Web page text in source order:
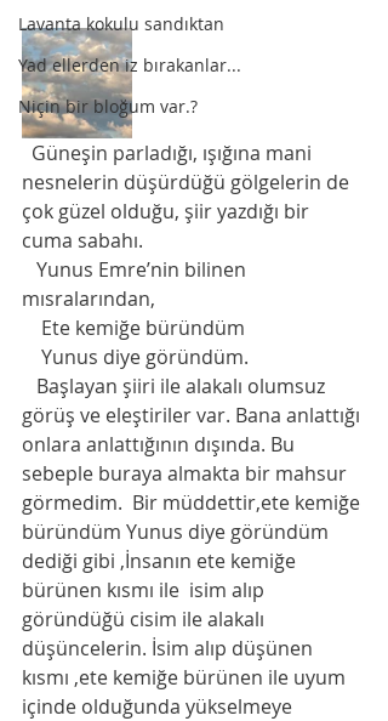
Lavanta kokulu sandıktan
Yad ellerden iz bırakanlar...
Niçin bir bloğum var.?
Güneşin parladığı, ışığına mani
nesnelerin düşürdüğü gölgelerin de
çok güzel olduğu, şiir yazdığı bir
cuma sabahı.
Yunus Emre’nin bilinen
mısralarından,
Ete kemiğe büründüm
Yunus diye göründüm.
Başlayan şiiri ile alakalı olumsuz
görüş ve eleştiriler var. Bana anlattığı
onlara anlattığının dışında. Bu
sebeple buraya almakta bir mahsur
görmedim.  Bir müddettir,ete kemiğe
büründüm Yunus diye göründüm
dediği gibi ,İnsanın ete kemiğe
bürünen kısmı ile  isim alıp
göründüğü cisim ile alakalı
düşüncelerin. İsim alıp düşünen
kısmı ,ete kemiğe bürünen ile uyum
içinde olduğunda yükselmeye